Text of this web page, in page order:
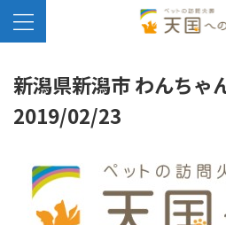
新潟県新潟市 わんちゃ
2019/02/23